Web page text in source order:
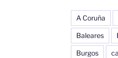
A Coruña
Baleares
Burgos